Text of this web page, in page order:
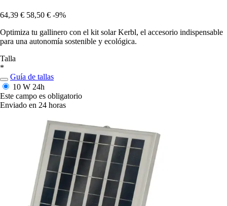
64,39 € 58,50 € -9%
Optimiza tu gallinero con el kit solar Kerbl, el accesorio indispensable
para una autonomía sostenible y ecológica.
Talla
*
Guía de tallas
10 W 24h
Este campo es obligatorio
Enviado en 24 horas